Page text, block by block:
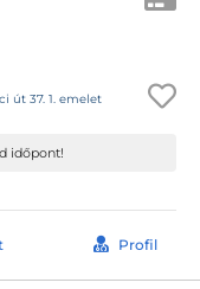
út 37. 1. emelet
időpont!
Profil